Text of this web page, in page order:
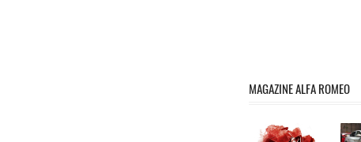
MAGAZINE ALFA ROMEO